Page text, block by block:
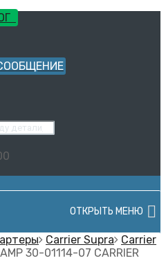
ОТКРЫТЬ МЕНЮ
Carrier Supra
Carrier
30-01114-07 CARRIER